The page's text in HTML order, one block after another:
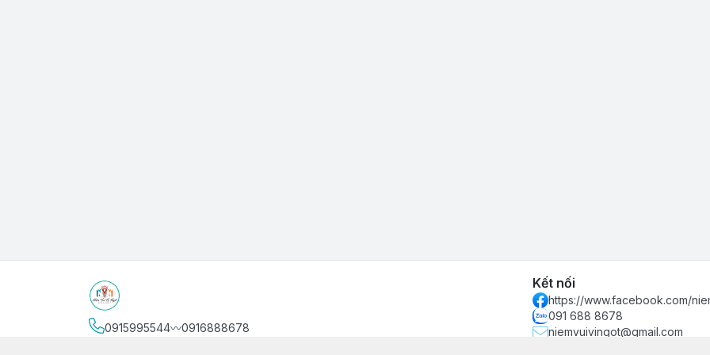
0915995544〰️0916888678
Kết nối
https://www.facebook.com/
091 688 8678
niemvuivingot@gmail.com